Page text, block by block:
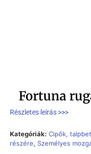
Fortuna
Részletes leírás >>>
Kategóriák: Cipők,
részére, Személyes